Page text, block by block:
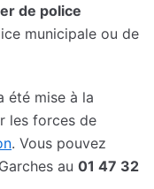
de police
municipale ou de
été mise à la
les forces de
. Vous pouvez
au 01 47 32